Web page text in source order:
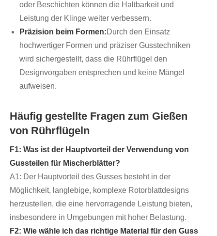
oder Beschichten können die Haltbarkeit und
Leistung der Klinge weiter verbessern.
Präzision beim Formen:Durch den Einsatz
hochwertiger Formen und präziser Gusstechniken
wird sichergestellt, dass die Rührflügel den
Designvorgaben entsprechen und keine Mängel
aufweisen.
Häufig gestellte Fragen zum Gießen
von Rührflügeln
F1: Was ist der Hauptvorteil der Verwendung von
Gussteilen für Mischerblätter?
A1: Der Hauptvorteil des Gusses besteht in der
Möglichkeit, langlebige, komplexe Rotorblattdesigns
herzustellen, die eine hervorragende Leistung bieten,
insbesondere in Umgebungen mit hoher Belastung.
F2: Wie wähle ich das richtige Material für den Guss